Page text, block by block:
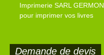
Imprimerie SARL
pour imprimer vos livres
Demande de devis